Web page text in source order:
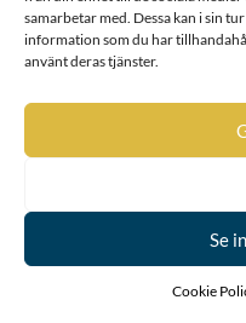
samarbetar med. Dessa kan i sin
information som du har
använt deras tjänster.
Se
Cookie
1875 B
von Lingen
1875 A
von Lingen
305
von Lingen
Ointroducerad
1665
Lundeblad
233
Löwen